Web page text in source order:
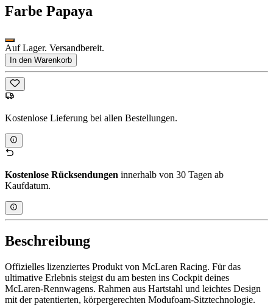
Farbe Papaya
Auf Lager. Versandbereit.
In den Warenkorb
Kostenlose Lieferung bei allen Bestellungen.
Kostenlose Rücksendungen innerhalb von 30 Tagen ab
Kaufdatum.
Beschreibung
Offizielles lizenziertes Produkt von McLaren Racing. Für das
ultimative Erlebnis steigst du am besten ins Cockpit deines
McLaren-Rennwagens. Rahmen aus Hartstahl und leichtes Design
mit der patentierten, körpergerechten Modufoam-Sitztechnologie.